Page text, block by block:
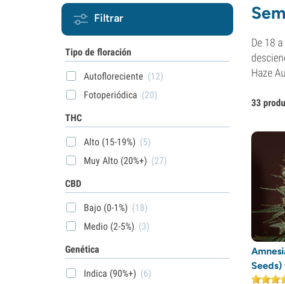
De 18
Haze
33
Filtrar
Tipo de floración
Autofloreciente (12)
Fotoperiódica (20)
THC
Alto (15-19%) (5)
Muy Alto (20%+) (27)
CBD
Bajo (0-1%) (18)
Medio (2-5%) (3)
Genética
Indica (90%+) (6)